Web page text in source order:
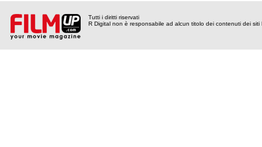
Tutti i diritti riservati
R Digital non è responsabile ad alcun titolo dei contenuti dei siti